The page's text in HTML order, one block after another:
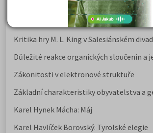
Karel Hynek Mácha: Máj
Karel Havlíček Borovský: Tyrolské elegie
Kritika hry M. L. King v Salesiánském
Důležité reakce organických sloučenin a
Zákonitosti v elektronové struktuře
Základní charakteristiky obyvatelstva a
Karel Hynek Mácha: Máj
Karel Havlíček Borovský: Tyrolské elegie